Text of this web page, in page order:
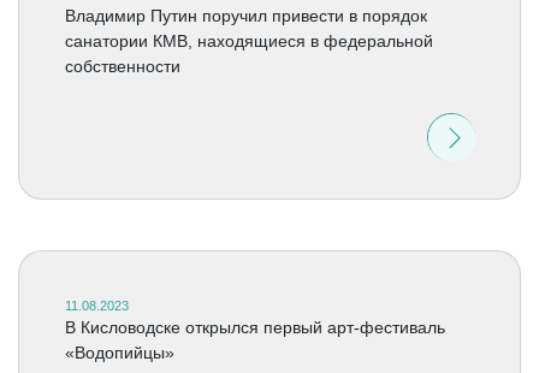
Владимир Путин поручил привести в порядок
санатории КМВ, находящиеся в федеральной
собственности
11.08.2023
В Кисловодске открылся первый арт-фестиваль
«Водопийцы»